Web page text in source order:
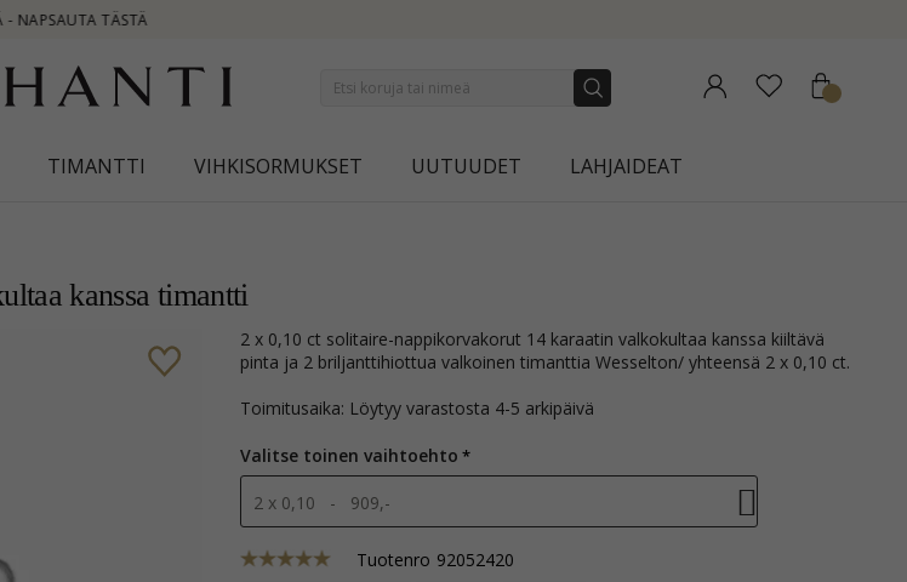
TIMANTTI VIHKISORMUKSET UUTUUDET LAHJAIDEAT
kanssa timantti
2 x 0,10 ct solitaire-nappikorvakorut 14 karaatin valkokultaa kanssa kiiltävä
pinta ja 2 briljanttihiottua valkoinen timanttia Wesselton/ yhteensä 2 x 0,10 ct.
Toimitusaika: Löytyy varastosta 4-5 arkipäivä
Valitse toinen vaihtoehto
2 x 0,10 - 909,-
Tuotenro 92052420